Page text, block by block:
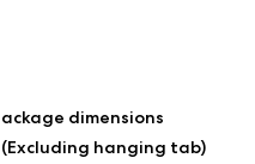
ackage dimensions
(Excluding hanging tab)